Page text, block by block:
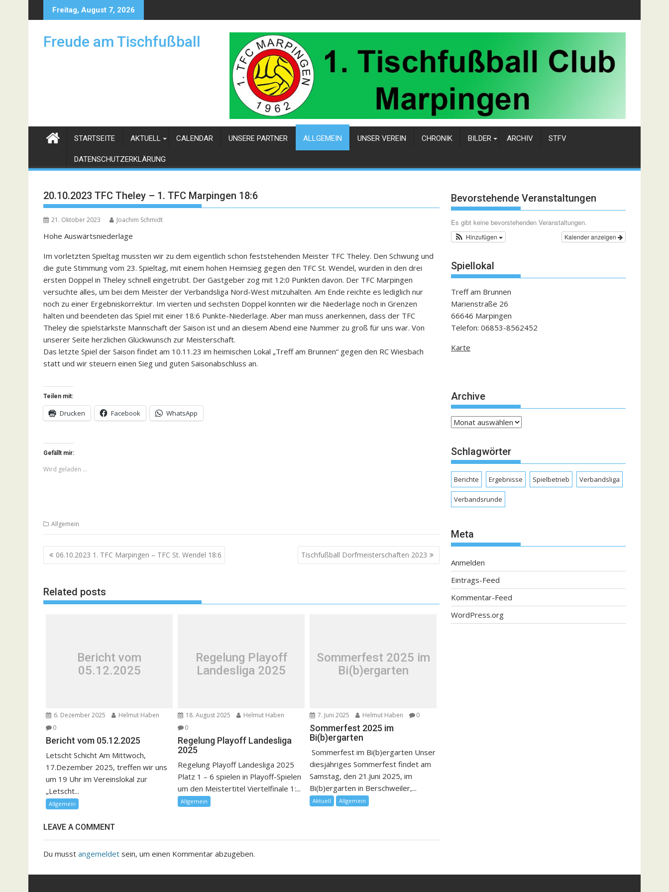
to
Freitag, August 7, 2026
Freude am Tischfußball
STARTSEITE AKTUELL CALENDAR UNSERE PARTNER ALLGEMEIN UNSER VEREIN CHRONIK BILDER ARCHIV STFV
DATENSCHUTZERKLÄRUNG
20.10.2023 TFC Theley – 1. TFC Marpingen 18:6
21. Oktober 2023 Joachim Schmidt
Hohe Auswärtsniederlage
Im vorletzten Spieltag mussten wir zu dem eigentlich schon feststehenden Meister TFC Theley. Den Schwung und
die gute Stimmung vom 23. Spieltag, mit einem hohen Heimsieg gegen den TFC St. Wendel, wurden in den drei
ersten Doppel in Theley schnell eingetrübt. Der Gastgeber zog mit 12:0 Punkten davon. Der TFC Marpingen
versuchte alles, um bei dem Meister der Verbandsliga Nord-West mitzuhalten. Am Ende reichte es lediglich nur
noch zu einer Ergebniskorrektur. Im vierten und sechsten Doppel konnten wir die Niederlage noch in Grenzen
halten und beendeten das Spiel mit einer 18:6 Punkte-Niederlage. Aber man muss anerkennen, dass der TFC
Theley die spielstärkste Mannschaft der Saison ist und an diesem Abend eine Nummer zu groß für uns war. Von
unserer Seite herzlichen Glückwunsch zur Meisterschaft.
Das letzte Spiel der Saison findet am 10.11.23 im heimischen Lokal „Treff am Brunnen“ gegen den RC Wiesbach
statt und wir steuern einen Sieg und guten Saisonabschluss an.
Teilen mit:
Drucken Facebook WhatsApp
Gefällt mir:
Wird geladen …
Allgemein
Beitragsnavigation
06.10.2023 1. TFC Marpingen – TFC St. Wendel 18:6 Tischfußball Dorfmeisterschaften 2023
Related posts
Bericht vom
05.12.2025
6. Dezember 2025
Helmut Haben
0
Bericht vom 05.12.2025
Letscht Schicht Am Mittwoch,
17.Dezember 2025, treffen wir uns
um 19 Uhr im Vereinslokal zur
„Letscht...
Allgemein
Regelung Playoff
Landesliga 2025
18. August 2025
Helmut Haben
0
Regelung Playoff Landesliga
2025
Regelung Playoff Landesliga 2025
Platz 1 – 6 spielen in Playoff-Spielen
um den Meistertitel Viertelfinale 1:...
Allgemein
Sommerfest 2025 im
Bi(b)ergarten
7. Juni 2025 Helmut Haben 0
Sommerfest 2025 im
Bi(b)ergarten
Sommerfest im Bi(b)ergarten Unser
diesjähriges Sommerfest findet am
Samstag, den 21.Juni 2025, im
Bi(b)ergarten in Berschweiler,...
Aktuell Allgemein
LEAVE A COMMENT
Du musst angemeldet sein, um einen Kommentar abzugeben.
Bevorstehende Veranstaltungen
Es gibt keine bevorstehenden Veranstaltungen.
Kalender anzeigen
Hinzufügen
Spiellokal
Treff am Brunnen
Marienstraße 26
66646 Marpingen
Telefon: 06853-8562452
Karte
Archive
Archive
Schlagwörter
Berichte Ergebnisse Spielbetrieb Verbandsliga
Verbandsrunde
Meta
Anmelden
Eintrags-Feed
Kommentar-Feed
WordPress.org